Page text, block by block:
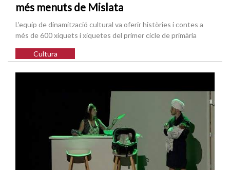
més menuts de Mislata
L’equip de dinamització cultural va oferir històries i contes a
més de 600 xiquets i xiquetes del primer cicle de primària
Cultura